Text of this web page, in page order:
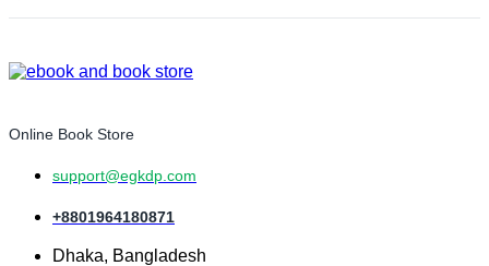
Online Book Store
support@egkdp.com
+8801964180871
Dhaka, Bangladesh